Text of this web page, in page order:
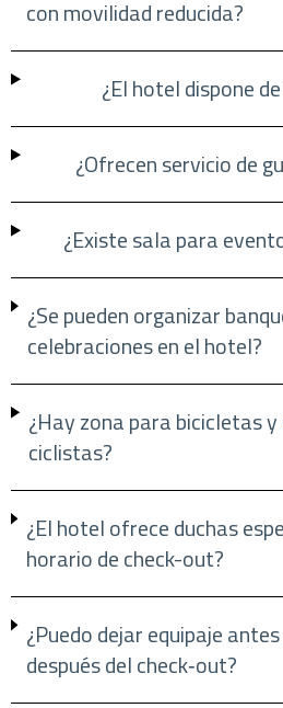
con movilidad reducida?
¿El hotel dispone
¿Ofrecen servicio de
¿Existe sala para
¿Se pueden organizar
celebraciones en el hotel?
¿Hay zona para bicicletas
ciclistas?
¿El hotel ofrece duchas
horario de check-out?
¿Puedo dejar equipaje
después del check‑out?